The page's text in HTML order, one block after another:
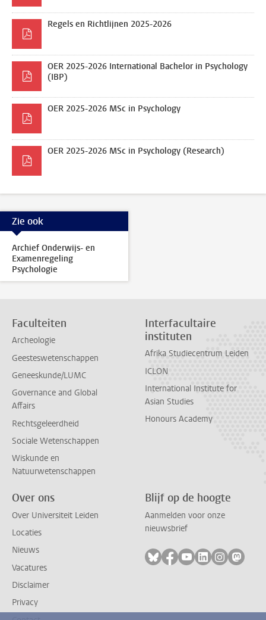
Regels en Richtlijnen 2025-2026
OER 2025-2026 International Bachelor in Psychology
(IBP)
OER 2025-2026 MSc in Psychology
OER 2025-2026 MSc in Psychology (Research)
Zie ook
Archief Onderwijs- en
Examenregeling
Psychologie
Faculteiten
Archeologie
Geesteswetenschappen
Geneeskunde/LUMC
Governance and Global
Affairs
Rechtsgeleerdheid
Sociale Wetenschappen
Wiskunde en
Natuurwetenschappen
Interfacultaire
instituten
Afrika Studiecentrum Leiden
ICLON
International Institute for
Asian Studies
Honours Academy
Over ons
Over Universiteit Leiden
Locaties
Nieuws
Vacatures
Disclaimer
Privacy
Blijf op de hoogte
Aanmelden voor onze
nieuwsbrief
Volg ons op bluesky
Volg ons op facebook
Volg ons op
Volg ons op
Volg ons
Volg